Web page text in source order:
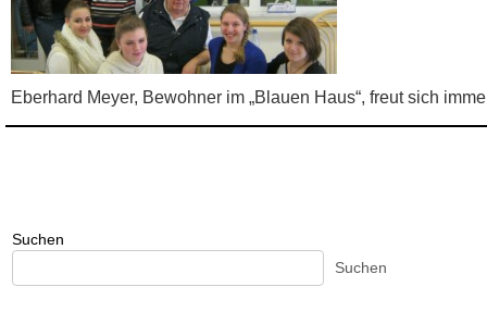
Eberhard Meyer, Bewohner im „Blauen Haus“, freut sich
Suchen
Suchen